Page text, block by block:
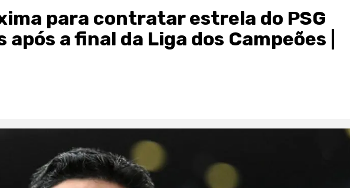
para contratar estrela do PSG
a final da Liga dos Campeões |